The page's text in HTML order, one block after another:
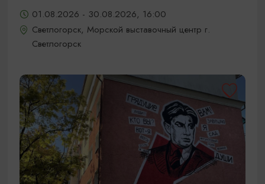
01.08.2026 - 30.08.2026, 16:00
Светлогорск, Морской выставочный центр г.
Светлогорск